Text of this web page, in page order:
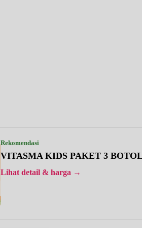
Rekomendasi
VITASMA KIDS PAKET 3
Lihat detail & harga →